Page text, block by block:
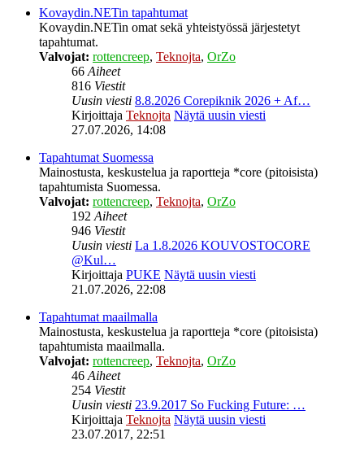
Kovaydin.NETin tapahtumat
Kovaydin.NETin omat sekä yhteistyössä järjestetyt
tapahtumat.
Valvojat: rottencreep, Teknojta, OrZo
66 Aiheet
816 Viestit
Uusin viesti 8.8.2026 Corepiknik 2026 + Af…
Kirjoittaja Teknojta Näytä uusin viesti
27.07.2026, 14:08
Tapahtumat Suomessa
Mainostusta, keskustelua ja raportteja *core (pitoisista)
tapahtumista Suomessa.
Valvojat: rottencreep, Teknojta, OrZo
192 Aiheet
946 Viestit
Uusin viesti La 1.8.2026 KOUVOSTOCORE
@Kul…
Kirjoittaja PUKE Näytä uusin viesti
21.07.2026, 22:08
Tapahtumat maailmalla
Mainostusta, keskustelua ja raportteja *core (pitoisista)
tapahtumista maailmalla.
Valvojat: rottencreep, Teknojta, OrZo
46 Aiheet
254 Viestit
Uusin viesti 23.9.2017 So Fucking Future: …
Kirjoittaja Teknojta Näytä uusin viesti
23.07.2017, 22:51